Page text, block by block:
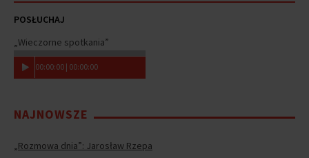
POSŁUCHAJ
„Wieczorne spotkania”
00:00:00 | 00:00:00
NAJNOWSZE
„Rozmowa dnia”: Jarosław Rzepa